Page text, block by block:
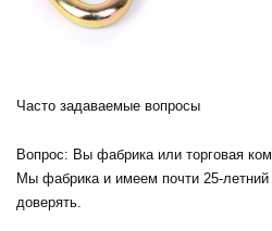
Часто задаваемые вопросы
Вопрос: Вы фабрика или торговая
Мы фабрика и имеем почти 25-
доверять.